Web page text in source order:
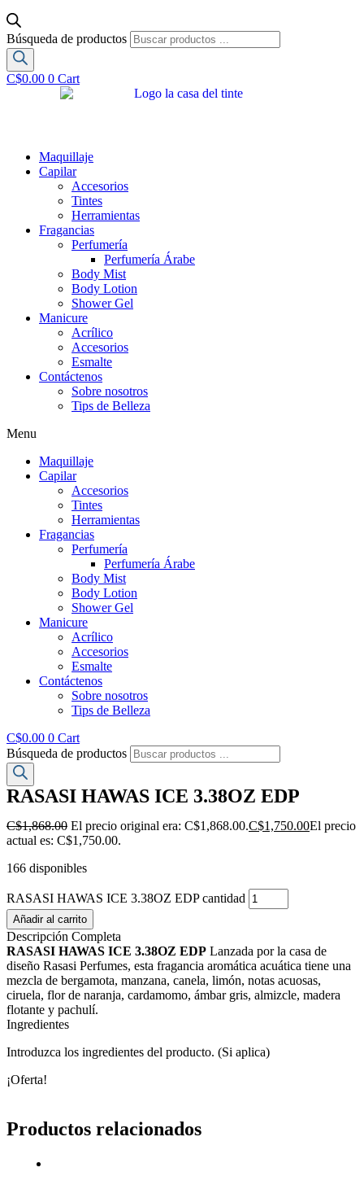
Búsqueda de productos
C$0.00 0 Cart
Maquillaje
Capilar
Accesorios
Tintes
Herramientas
Fragancias
Perfumería
Perfumería Árabe
Body Mist
Body Lotion
Shower Gel
Manicure
Acrílico
Accesorios
Esmalte
Contáctenos
Sobre nosotros
Tips de Belleza
Menu
Maquillaje
Capilar
Accesorios
Tintes
Herramientas
Fragancias
Perfumería
Perfumería Árabe
Body Mist
Body Lotion
Shower Gel
Manicure
Acrílico
Accesorios
Esmalte
Contáctenos
Sobre nosotros
Tips de Belleza
C$0.00 0 Cart
Búsqueda de productos
RASASI HAWAS ICE 3.38OZ EDP
C$1,868.00 El precio original era: C$1,868.00.C$1,750.00El precio
actual es: C$1,750.00.
166 disponibles
RASASI HAWAS ICE 3.38OZ EDP cantidad
Añadir al carrito
Descripción Completa
RASASI HAWAS ICE 3.38OZ EDP Lanzada por la casa de
diseño Rasasi Perfumes, esta fragancia aromática acuática tiene una
mezcla de bergamota, manzana, canela, limón, notas acuosas,
ciruela, flor de naranja, cardamomo, ámbar gris, almizcle, madera
flotante y pachulí.
Ingredientes
Introduzca los ingredientes del producto. (Si aplica)
¡Oferta!
Productos relacionados